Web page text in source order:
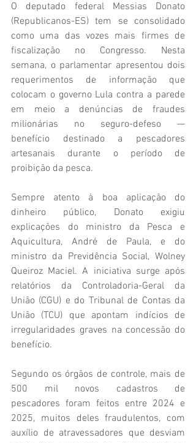
O deputado federal Messias Donato
(Republicanos-ES) tem se consolidado
como uma das vozes mais firmes de
fiscalização no Congresso. Nesta
semana, o parlamentar apresentou dois
requerimentos de informação que
colocam o governo Lula contra a parede
em meio a denúncias de fraudes
milionárias no seguro-defeso —
benefício destinado a pescadores
artesanais durante o período de
proibição da pesca.
Sempre atento à boa aplicação do
dinheiro público, Donato exigiu
explicações do ministro da Pesca e
Aquicultura, André de Paula, e do
ministro da Previdência Social, Wolney
Queiroz Maciel. A iniciativa surge após
relatórios da Controladoria-Geral da
União (CGU) e do Tribunal de Contas da
União (TCU) que apontam indícios de
irregularidades graves na concessão do
benefício.
Segundo os órgãos de controle, mais de
500 mil novos cadastros de
pescadores foram feitos entre 2024 e
2025, muitos deles fraudulentos, com
auxílio de atravessadores que desviam